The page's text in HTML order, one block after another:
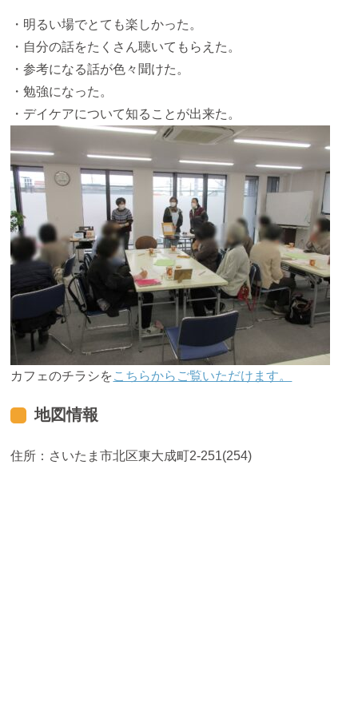
・明るい場でとても楽しかった。
・自分の話をたくさん聴いてもらえた。
・参考になる話が色々聞けた。
・勉強になった。
・デイケアについて知ることが出来た。
カフェのチラシをこちらからご覧いただけます。
地図情報
住所：さいたま市北区東大成町2-251(254)